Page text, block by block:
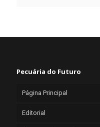
Pecuária do Futuro
Página Principal
Editorial